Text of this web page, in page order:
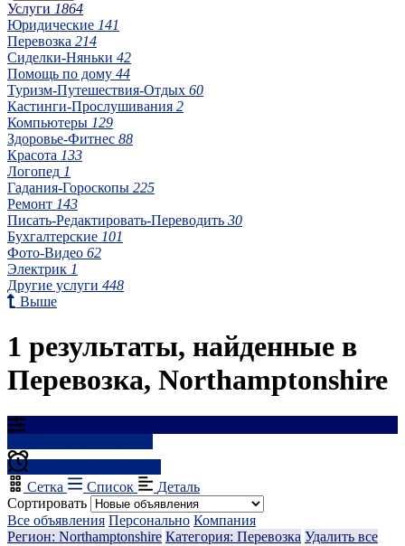
Услуги 1864
Юридические 141
Перевозка 214
Сиделки-Няньки 42
Помощь по дому 44
Туризм-Путешествия-Отдых 60
Кастинги-Прослушивания 2
Компьютеры 129
Здоровье-Фитнес 88
Красота 133
Логопед 1
Гадания-Гороскопы 225
Ремонт 143
Писать-Редактировать-Переводить 30
Бухгалтерские 101
Фото-Видео 62
Электрик 1
Другие услуги 448
Выше
1 результаты, найденные в
Перевозка, Northamptonshire
Сетка
Список
Деталь
Сортировать
Все объявления Персонально Компания
Регион: Northamptonshire Категория: Перевозка Удалить все